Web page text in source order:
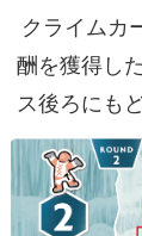
クライムカ
酬を獲得し
ス後ろにも